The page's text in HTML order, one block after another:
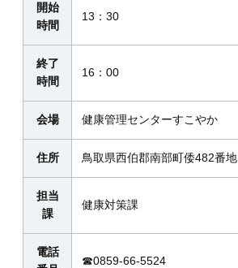
開始
時間
13：30
終了
時間
16：00
会場 健康管理センターすこやか
住所 鳥取県西伯郡南部町倭482番地
担当
課
健康対策課
電話
☎0859-66-5524